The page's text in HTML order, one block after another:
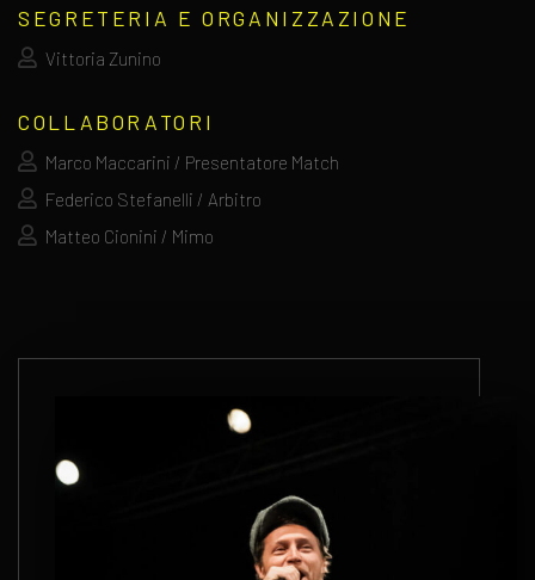
SEGRETERIA E ORGANIZZAZIONE
Vittoria Zunino
COLLABORATORI
Marco Maccarini / Presentatore Match
Federico Stefanelli / Arbitro
Matteo Cionini / Mimo